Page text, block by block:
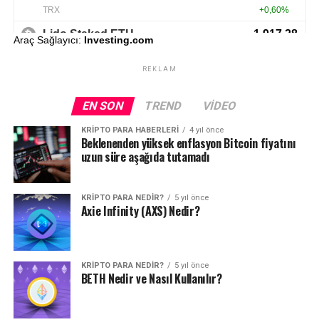
Araç Sağlayıcı: Investing.com
REKLAM
EN SON TREND VIDEO
KRIPTO PARA HABERLERI 4 yıl önce
Beklenenden yüksek enflasyon Bitcoin fiyatını
uzun süre aşağıda tutamadı
KRIPTO PARA NEDIR? 5 yıl önce
Axie Infinity (AXS) Nedir?
KRIPTO PARA NEDIR? 5 yıl önce
BETH Nedir ve Nasıl Kullanılır?